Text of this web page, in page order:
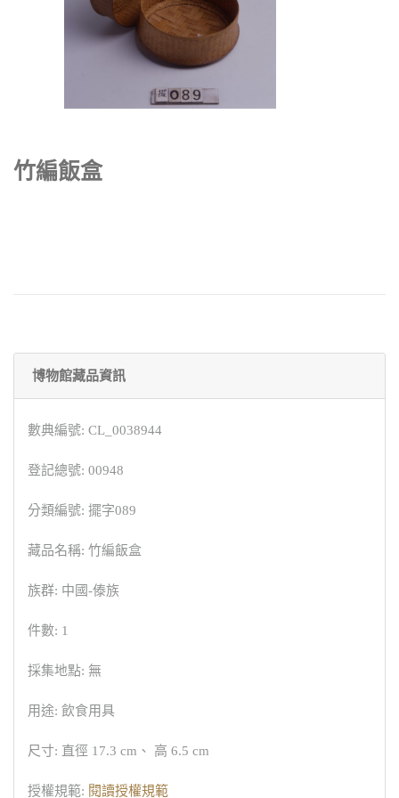
竹編飯盒
博物館藏品資訊
數典編號: CL_0038944
登記總號: 00948
分類編號: 擺字089
藏品名稱: 竹編飯盒
族群: 中國-傣族
件數: 1
採集地點: 無
用途: 飲食用具
尺寸: 直徑 17.3 cm、 高 6.5 cm
授權規範: 閱讀授權規範